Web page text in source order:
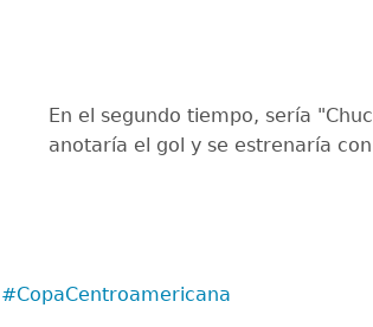
En el segundo tiempo, sería
anotaría el gol y se estrenaría
#CopaCentroamericana